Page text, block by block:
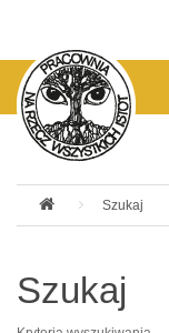
Kategorie
Szukaj
Szukaj